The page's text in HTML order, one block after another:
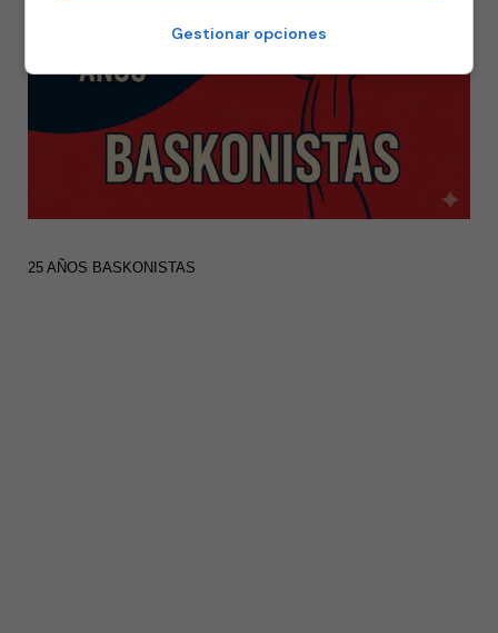
25 AÑOS BASKONISTAS
Gestionar opciones